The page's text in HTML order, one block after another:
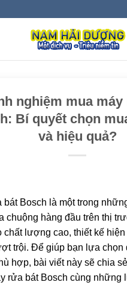
nghiệm mua
Bí quyết chọn
và hiệu quả?
bát Bosch là một trong
chuộng hàng đầu trên thị
chất lượng cao, thiết kế hiện
trội. Để giúp bạn lựa chọn
hợp, bài viết này sẽ chia
rửa bát Bosch cùng những